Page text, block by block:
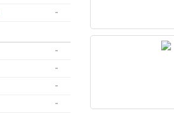
-
-
-
-
-